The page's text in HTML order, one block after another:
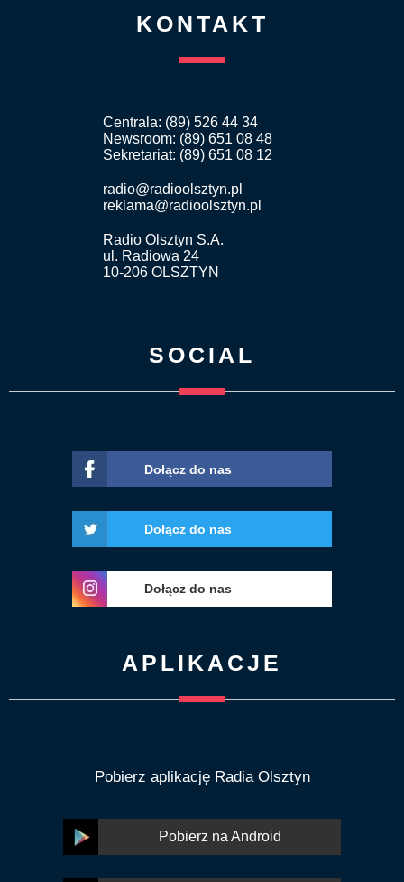
KONTAKT
Centrala: (89) 526 44 34
Newsroom: (89) 651 08 48
Sekretariat: (89) 651 08 12
radio@radioolsztyn.pl
reklama@radioolsztyn.pl
Radio Olsztyn S.A.
ul. Radiowa 24
10-206 OLSZTYN
SOCIAL
Dołącz do nas
Dołącz do nas
Dołącz do nas
APLIKACJE
Pobierz aplikację Radia Olsztyn
Pobierz na Android